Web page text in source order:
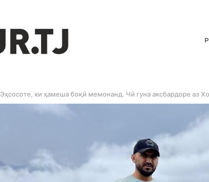
Эҳсосоте, ки ҳамеша боқӣ мемонанд. Чӣ гуна аксбардоре аз